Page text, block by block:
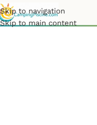
Skip to navigation
Skip to main content
2 ch – 4-6 pers –